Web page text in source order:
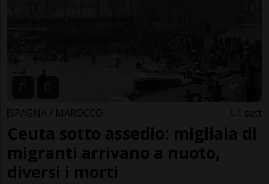
SPAGNA / MAROCCO 1 sett
Ceuta sotto assedio: migliaia di
migranti arrivano a nuoto,
diversi i morti